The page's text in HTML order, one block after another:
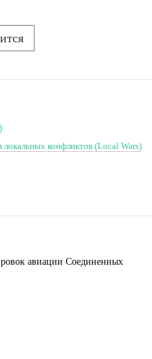
локальных конфликтов (Local Wars)
авиации Соединенных